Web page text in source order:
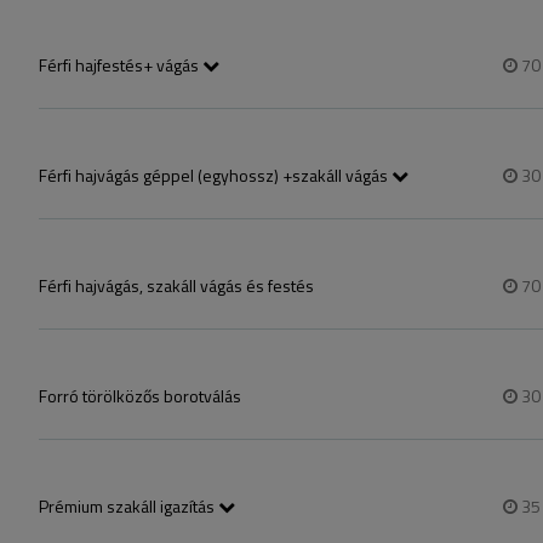
Férfi h​ajfestés​+ vágás
Férfi hajvágás géppel (egyhossz) +szakáll vágás
Férfi hajvágás, szakáll vágás és festés
Forró törölközős borotválás
Prémium szakáll igazítás